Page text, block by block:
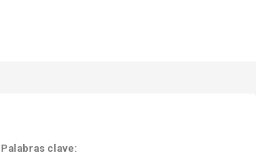
Palabras clave: